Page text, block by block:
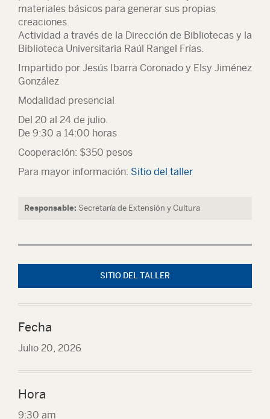
materiales básicos para generar sus propias
creaciones.
Actividad a través de la Dirección de Bibliotecas y la
Biblioteca Universitaria Raúl Rangel Frías.
Impartido por Jesús Ibarra Coronado y Elsy Jiménez
González
Modalidad presencial
Del 20 al 24 de julio.
De 9:30 a 14:00 horas
Cooperación: $350 pesos
Para mayor información: Sitio del taller
Responsable: Secretaría de Extensión y Cultura
SITIO DEL TALLER
Fecha
Julio 20, 2026
Hora
9:30 am